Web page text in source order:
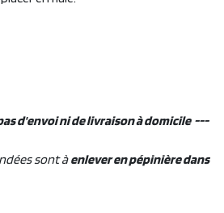
d'envoi ni de livraison à domicile ---
sont àenlever en pépinière dans